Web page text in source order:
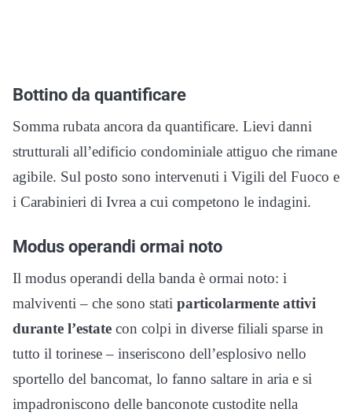
Bottino da quantificare
Somma rubata ancora da quantificare. Lievi danni
strutturali all’edificio condominiale attiguo che rimane
agibile. Sul posto sono intervenuti i Vigili del Fuoco e
i Carabinieri di Ivrea a cui competono le indagini.
Modus operandi ormai noto
Il modus operandi della banda è ormai noto: i
malviventi – che sono stati particolarmente attivi
durante l’estate con colpi in diverse filiali sparse in
tutto il torinese – inseriscono dell’esplosivo nello
sportello del bancomat, lo fanno saltare in aria e si
impadroniscono delle banconote custodite nella